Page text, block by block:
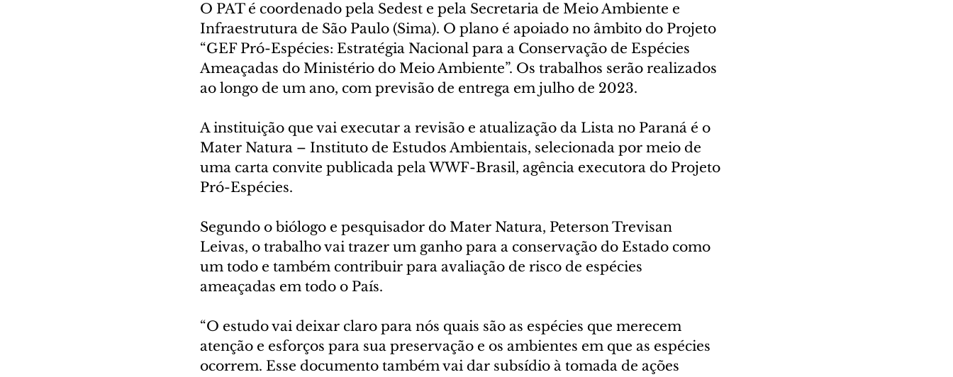
O PAT é coordenado pela Sedest e pela Secretaria de Meio Ambiente e
Infraestrutura de São Paulo (Sima). O plano é apoiado no âmbito do Projeto
“GEF Pró-Espécies: Estratégia Nacional para a Conservação de Espécies
Ameaçadas do Ministério do Meio Ambiente”. Os trabalhos serão realizados
ao longo de um ano, com previsão de entrega em julho de 2023.
A instituição que vai executar a revisão e atualização da Lista no Paraná é o
Mater Natura – Instituto de Estudos Ambientais, selecionada por meio de
uma carta convite publicada pela WWF-Brasil, agência executora do Projeto
Pró-Espécies.
Segundo o biólogo e pesquisador do Mater Natura, Peterson Trevisan
Leivas, o trabalho vai trazer um ganho para a conservação do Estado como
um todo e também contribuir para avaliação de risco de espécies
ameaçadas em todo o País.
“O estudo vai deixar claro para nós quais são as espécies que merecem
atenção e esforços para sua preservação e os ambientes em que as espécies
ocorrem. Esse documento também vai dar subsídio à tomada de ações